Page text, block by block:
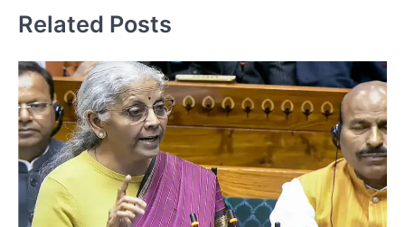
Related Posts